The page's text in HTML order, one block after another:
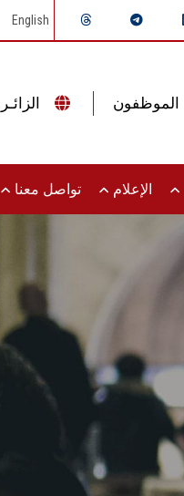
English
الإعلام تواصل معنا